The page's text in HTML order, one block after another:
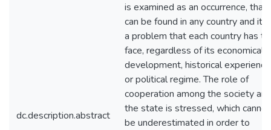
dc.description.abstract
is examined as an occurrence, that
can be found in any country and it is
a problem that each country has to
face, regardless of its economical
development, historical experience
or political regime. The role of
cooperation among the society and
the state is stressed, which cannot
be underestimated in order to